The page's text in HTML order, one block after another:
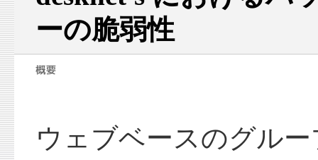
ーの脆弱性
ウェブベースのグル